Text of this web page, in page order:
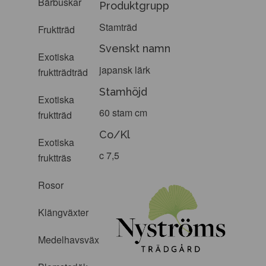
Fruktträd
Exotiska
fruktträdträd
Exotiska
fruktträd
Exotiska
fruktträs
Rosor
Klängväxter
Medelhavsväxter
Produktgrupp
Stamträd
Svenskt namn
japansk lärk
Stamhöjd
60 stam cm
Co/Kl
c 7,5